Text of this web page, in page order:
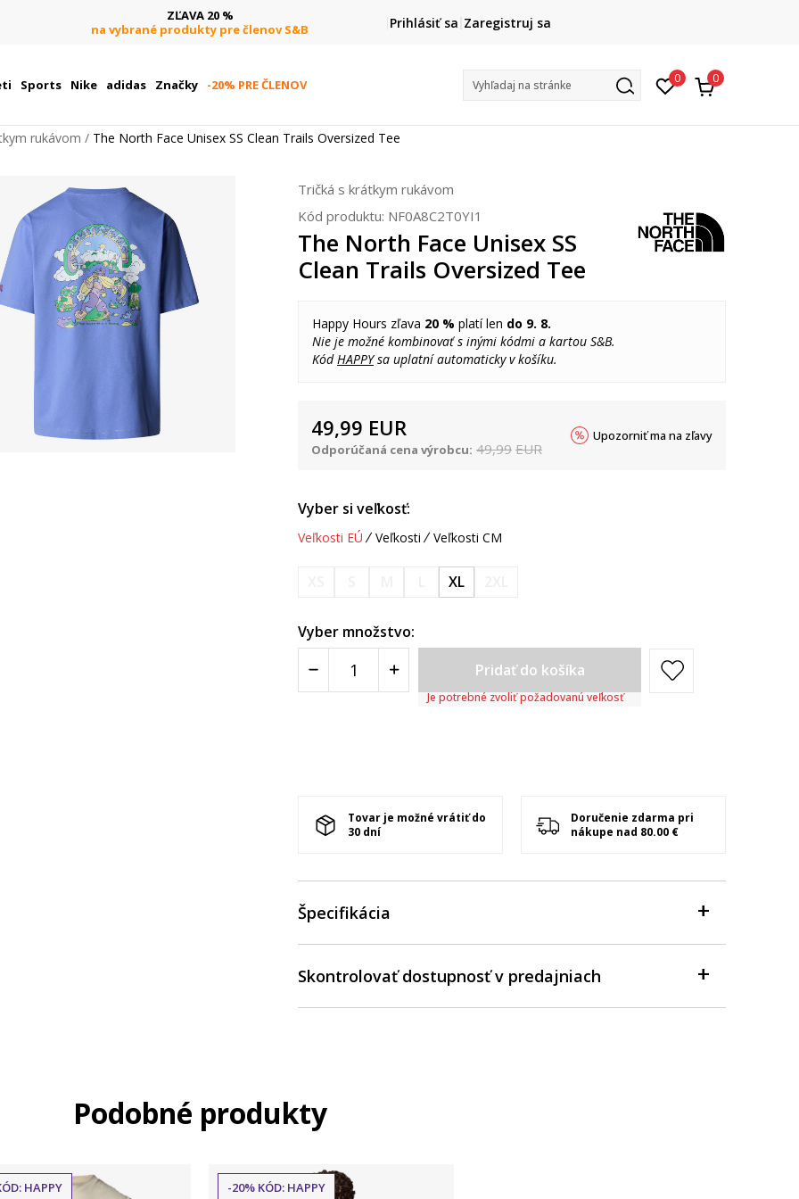
ZĽAVA 20 %
na vybrané produkty pre členov S&B
DOPRAVA ZADARMO
pri objednaní nad 80 € (neplatí pre Click&Collect)
Prihlásiť sa Zaregistruj sa
Sports Nike adidas Značky -20% PRE ČLENOV Vyhľadaj na stránke 0 0
rukávom The North Face Unisex SS Clean Trails Oversized Tee
Tričká s krátkym rukávom
Kód produktu: NF0A8C2T0YI1
The North Face Unisex SS
Clean Trails Oversized Tee
Happy Hours zľava 20 % platí len do 9. 8.
Nie je možné kombinovať s inými kódmi a kartou S&B.
KódHAPPYsa uplatní automaticky v košíku.
49,99 EUR
Odporúčaná cena výrobcu: 49,99 EUR
Upozorniť ma na zľavy
Vyber si veľkosť:
Veľkosti EÚ Veľkosti Veľkosti CM
XL
Vyber množstvo:
Pridať do košíka
Je potrebné zvoliť požadovanú veľkosť
Tovar je možné vrátiť do
30 dní
Doručenie zdarma pri
nákupe nad 80.00 €
Špecifikácia
Skontrolovať dostupnosť v predajniach
Podobné produkty
HAPPY -20% KÓD: HAPPY